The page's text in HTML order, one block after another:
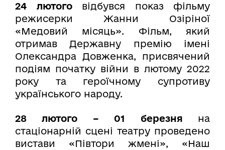
24 лютоговідбувся показ фільму
режисерки Жанни Озіріної
«Медовий місяць». Фільм, який
отримав Державну премію імені
Олександра Довженка, присвячений
подіям початку війни в лютому 2022
року та героїчному супротиву
українського народу.
28 лютого – 01 березня на
стаціонарній сцені театру проведено
вистави «Півтори жмені», «Наш